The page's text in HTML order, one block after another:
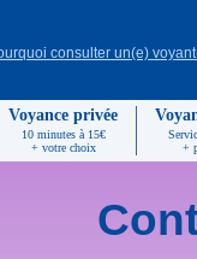
consulter un(e)
Voyance privée
10 minutes à 15€
+ votre choix
+